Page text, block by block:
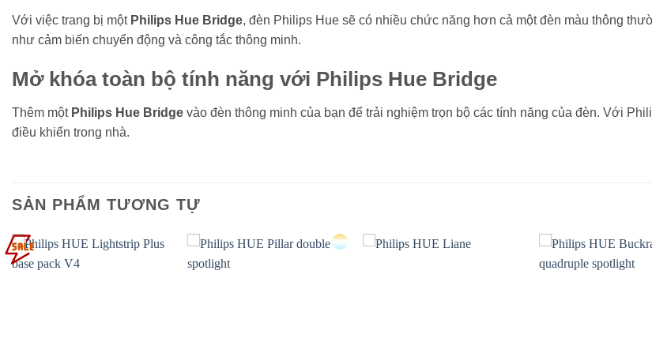
Với việc trang bị một Philips Hue Bridge, đèn Philips Hue sẽ có nhiều chức năng hơn cả một đèn màu thông
như cảm biến chuyển động và công tắc thông minh.
Mở khóa toàn bộ tính năng với Philips Hue Bridge
Thêm một Philips Hue Bridge vào đèn thông minh của bạn để trải nghiệm trọn bộ các tính năng của đèn. Với
điều khiển trong nhà.
SẢN PHẨM TƯƠNG TỰ